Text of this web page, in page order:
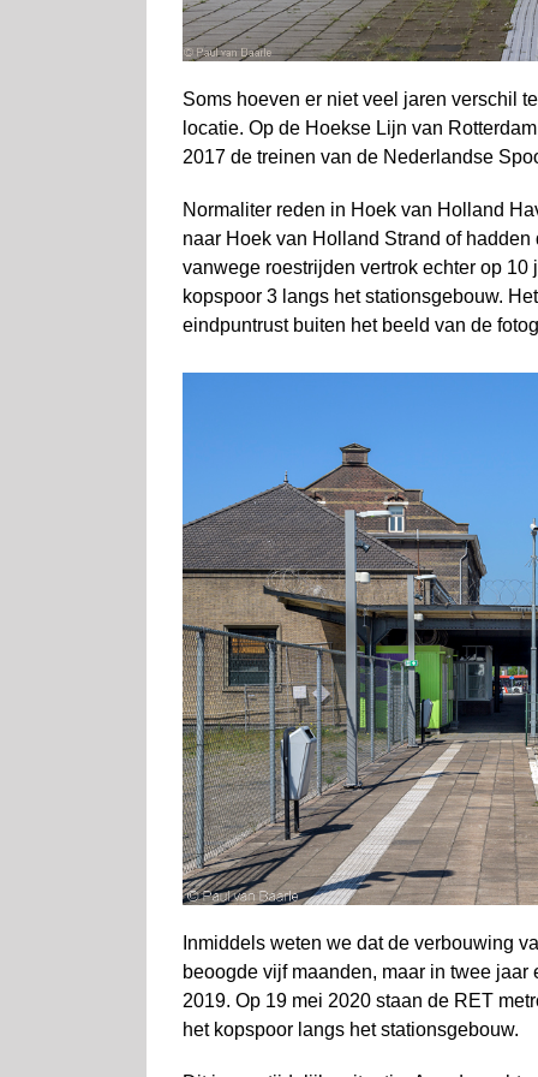
Soms hoeven er niet veel jaren verschil
locatie. Op de Hoekse Lijn van
2017 de treinen van de Nederlandse
Normaliter reden in Hoek van Holland
naar Hoek van Holland Strand of
vanwege roestrijden vertrok echter op
kopspoor 3 langs het stationsgebouw.
eindpuntrust buiten het beeld van de
Inmiddels weten we dat de verbouwing
beoogde vijf maanden, maar in twee
2019. Op 19 mei 2020 staan de RET
het kopspoor langs het stationsgebouw.